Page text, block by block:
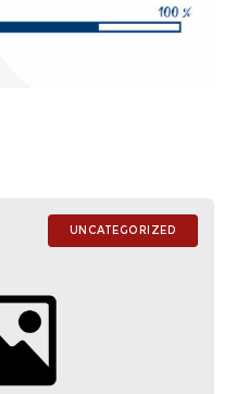
UNCATEGORIZED